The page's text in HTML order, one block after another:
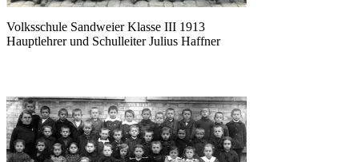
Volksschule Sandweier Klasse III 1913
Hauptlehrer und Schulleiter Julius Haffner